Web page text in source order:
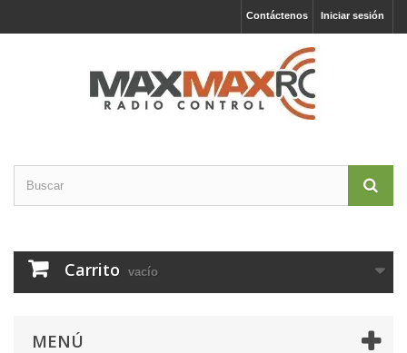
Iniciar sesión
Contáctenos
Carrito vacío
MENÚ